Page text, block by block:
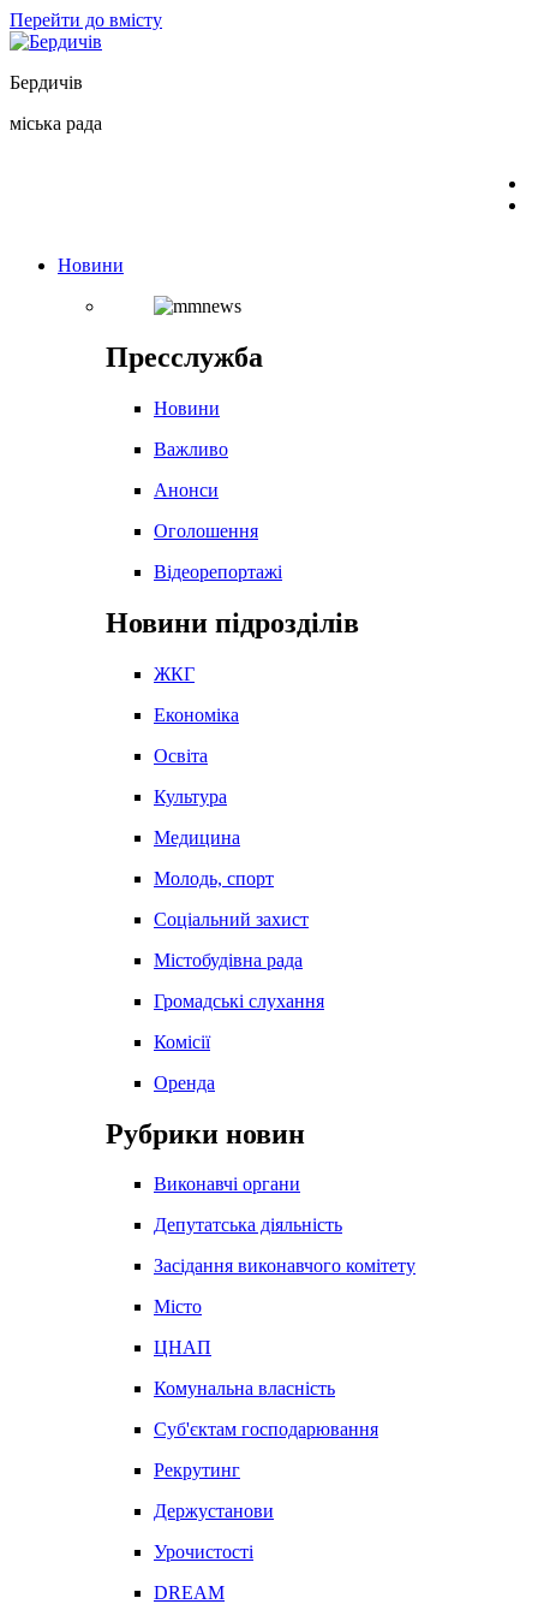
Перейти до вмісту
Бердичів
міська рада
Новини
Пресслужба
Новини
Важливо
Анонси
Оголошення
Відеорепортажі
Новини підрозділів
ЖКГ
Економіка
Освіта
Культура
Медицина
Молодь, спорт
Соціальний захист
Містобудівна рада
Громадські слухання
Комісії
Оренда
Рубрики новин
Виконавчі органи
Депутатська діяльність
Засідання виконавчого комітету
Місто
ЦНАП
Комунальна власність
Суб'єктам господарювання
Рекрутинг
Держустанови
Урочистості
DREAM